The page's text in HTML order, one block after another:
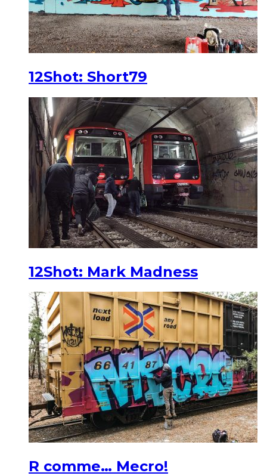
12Shot: Short79
12Shot: Mark Madness
R comme… Mecro!